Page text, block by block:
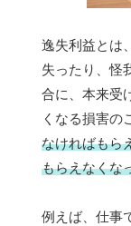
逸失利益とは
失ったり、怪
合に、本来受
くなる損害の
なければもら
もらえなくな
例えば、仕事